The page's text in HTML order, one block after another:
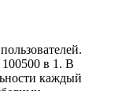
в 1. В
каждый